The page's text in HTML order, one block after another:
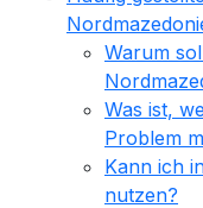
Warum
Was ist,
Problem
Kann ich
nutzen?